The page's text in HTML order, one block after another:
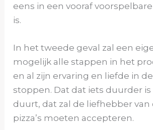
eens in een vooraf
is.
In het tweede geval zal een
mogelijk alle stappen in het
en al zijn ervaring en liefde in
stoppen. Dat dat iets duurder
duurt, dat zal de liefhebber van
pizza’s moeten accepteren.